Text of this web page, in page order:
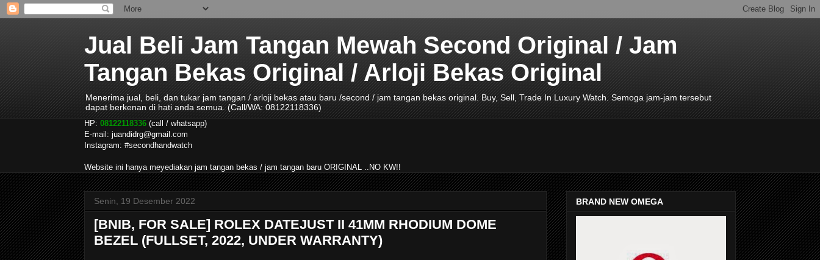
Jual Beli Jam Tangan Mewah Second Original / Jam
Tangan Bekas Original / Arloji Bekas Original
Menerima jual, beli, dan tukar jam tangan / arloji bekas atau baru /second / jam tangan bekas original. Buy, Sell, Trade In Luxury Watch. Semoga jam-jam tersebut
dapat berkenan di hati anda semua. (Call/WA: 08122118336)
HP: 08122118336 (call / whatsapp)
E-mail: juandidrg@gmail.com
Instagram: #secondhandwatch
Website ini hanya meyediakan jam tangan bekas / jam tangan baru ORIGINAL ..NO KW!!
Senin, 19 Desember 2022
[BNIB, FOR SALE] ROLEX DATEJUST II 41MM RHODIUM DOME
BEZEL (FULLSET, 2022, UNDER WARRANTY)
BRAND NEW OMEGA